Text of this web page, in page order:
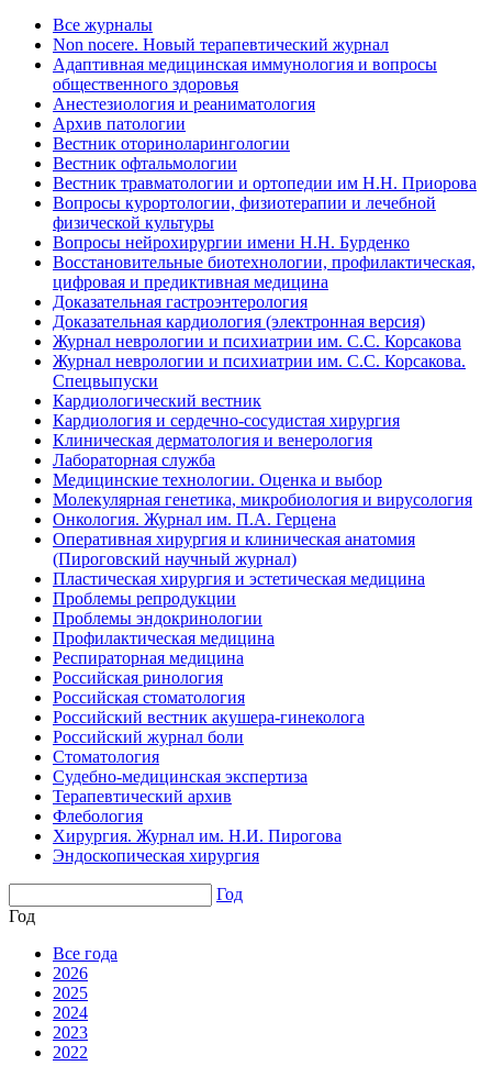
Все журналы
Non nocere. Новый терапевтический журнал
Адаптивная медицинская иммунология и вопросы
общественного здоровья
Анестезиология и реаниматология
Архив патологии
Вестник оториноларингологии
Вестник офтальмологии
Вестник травматологии и ортопедии им Н.Н. Приорова
Вопросы курортологии, физиотерапии и лечебной
физической культуры
Вопросы нейрохирургии имени Н.Н. Бурденко
Восстановительные биотехнологии, профилактическая,
цифровая и предиктивная медицина
Доказательная гастроэнтерология
Доказательная кардиология (электронная версия)
Журнал неврологии и психиатрии им. С.С. Корсакова
Журнал неврологии и психиатрии им. С.С. Корсакова.
Спецвыпуски
Кардиологический вестник
Кардиология и сердечно-сосудистая хирургия
Клиническая дерматология и венерология
Лабораторная служба
Медицинские технологии. Оценка и выбор
Молекулярная генетика, микробиология и вирусология
Онкология. Журнал им. П.А. Герцена
Оперативная хирургия и клиническая анатомия
(Пироговский научный журнал)
Пластическая хирургия и эстетическая медицина
Проблемы репродукции
Проблемы эндокринологии
Профилактическая медицина
Респираторная медицина
Российская ринология
Российская стоматология
Российский вестник акушера-гинеколога
Российский журнал боли
Стоматология
Судебно-медицинская экспертиза
Терапевтический архив
Флебология
Хирургия. Журнал им. Н.И. Пирогова
Эндоскопическая хирургия
Год
Год
Все года
2026
2025
2024
2023
2022